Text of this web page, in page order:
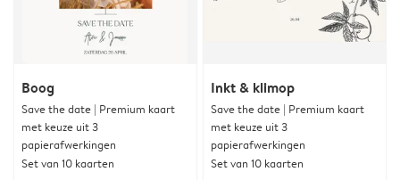
Boog
Save the date | Premium kaart
met keuze uit 3
papierafwerkingen
Set van 10 kaarten
Inkt & klimop
Save the date | Premium kaart
met keuze uit 3
papierafwerkingen
Set van 10 kaarten